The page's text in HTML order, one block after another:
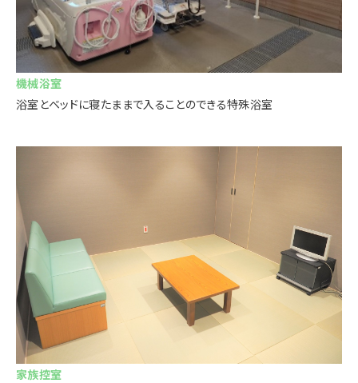
機械浴室
浴室とベッドに寝たままで入ることのできる特殊浴室
家族控室